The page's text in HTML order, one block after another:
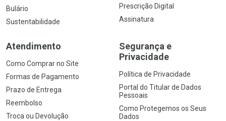
Bulário
Sustentabilidade
Prescrição Digital
Assinatura
Atendimento
Como Comprar no Site
Formas de Pagamento
Prazo de Entrega
Reembolso
Troca ou Devolução
Segurança e
Privacidade
Política de Privacidade
Portal do Titular de Dados
Pessoais
Como Protegemos os Seus
Dados